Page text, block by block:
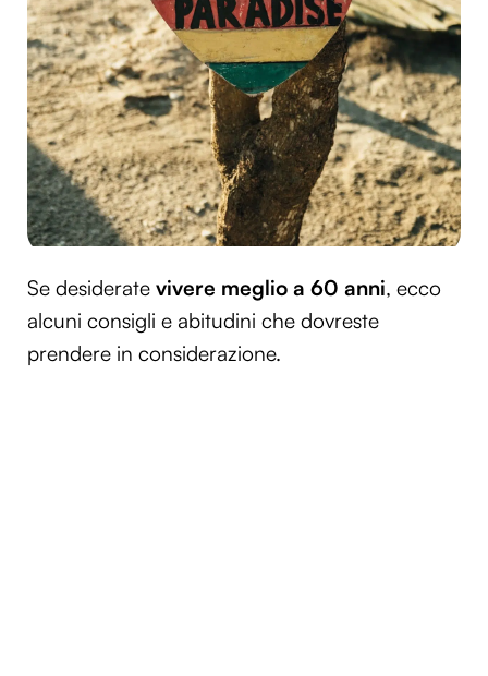
Se desiderate vivere meglio a 60 anni, ecco
alcuni consigli e abitudini che dovreste
prendere in considerazione.